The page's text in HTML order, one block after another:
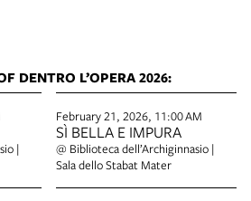
DENTRO L’OPERA 2026:
|
February 21, 2026, 11:00 AM
SÌ BELLA E IMPURA
@ Biblioteca dell’Archiginnasio |
Sala dello Stabat Mater